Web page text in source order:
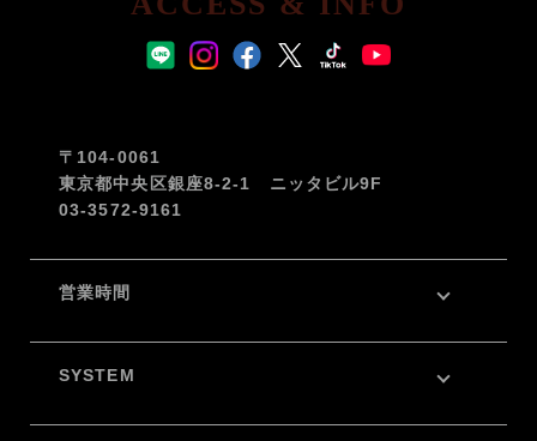
〒104-0061
東京都中央区銀座8-2-1 ニッタビル9F
03-3572-9161
営業時間
SYSTEM